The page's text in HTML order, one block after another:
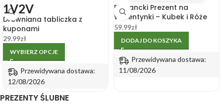
1V2V
Drewniana tabliczka z
kuponami
29.99zł
WYBIERZ OPCJE
Przewidywana dostawa:
12/08/2026
Elegancki Prezent na
Walentynki – Kubek i Róże
Mydlane w Koszyczku
59.99zł
DODAJ DO KOSZYKA
Przewidywana dostawa:
11/08/2026
PREZENTY ŚLUBNE